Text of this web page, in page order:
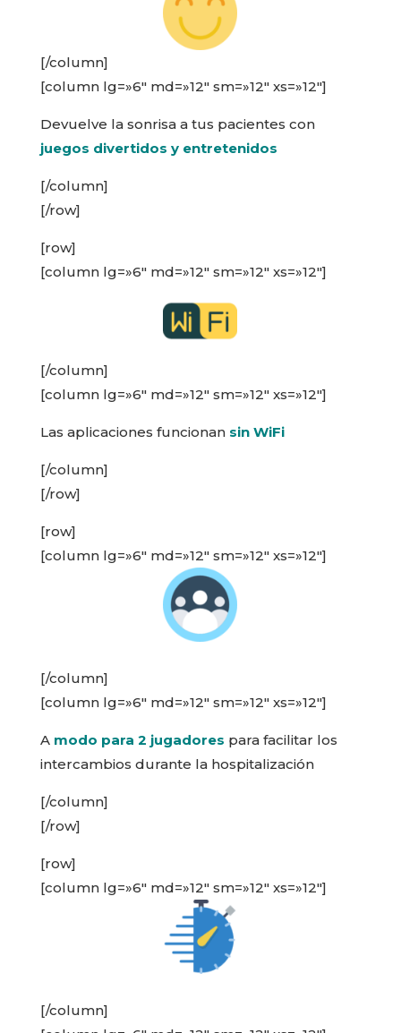
[/column]
[column lg=»6″ md=»12″ sm=»12″ xs=»12″]
Devuelve la sonrisa a tus pacientes con
juegos divertidos y entretenidos
[/column]
[/row]
[row]
[column lg=»6″ md=»12″ sm=»12″ xs=»12″]
[/column]
[column lg=»6″ md=»12″ sm=»12″ xs=»12″]
Las aplicaciones funcionan sin WiFi
[/column]
[/row]
[row]
[column lg=»6″ md=»12″ sm=»12″ xs=»12″]
[/column]
[column lg=»6″ md=»12″ sm=»12″ xs=»12″]
A modo para 2 jugadores para facilitar los
intercambios durante la hospitalización
[/column]
[/row]
[row]
[column lg=»6″ md=»12″ sm=»12″ xs=»12″]
[/column]